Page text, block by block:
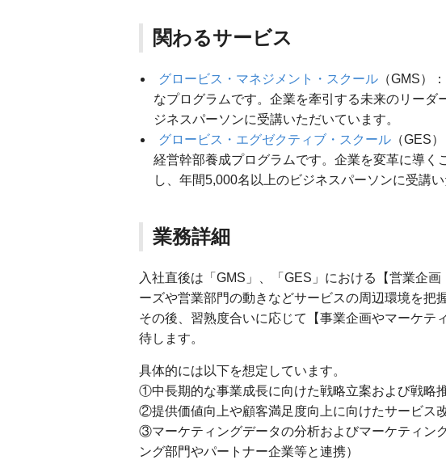
関わるサービス
グロービス・マネジメント・スクール （GMS）
なプログラムです。企業を牽引する未来のリー
ジネスパーソンに受講いただいています。
グロービス・エグゼクティブ・スクール （GES
経営幹部養成プログラムです。企業を変革に導く
し、年間5,000名以上のビジネスパーソンに受講い
業務詳細
入社直後は「GMS」、「GES」における【営業企
ーズや営業部門の動きなどサービスの周辺環境を把
その後、習熟度合いに応じて【事業企画やマーケテ
待します。
具体的には以下を想定しています。
①中長期的な事業成長に向けた戦略立案および戦略
②提供価値向上や顧客満足度向上に向けたサービス
③マーケティングデータの分析およびマーケティン
ング部門やパートナー企業等と連携）